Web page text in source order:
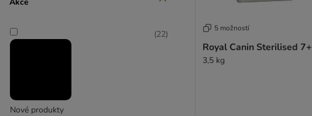
Royal Canin Mobility
Royal Canin Obesity Management
Nové produkty
(22)
5 možností
Royal Canin Sterilised 7+
3,5 kg